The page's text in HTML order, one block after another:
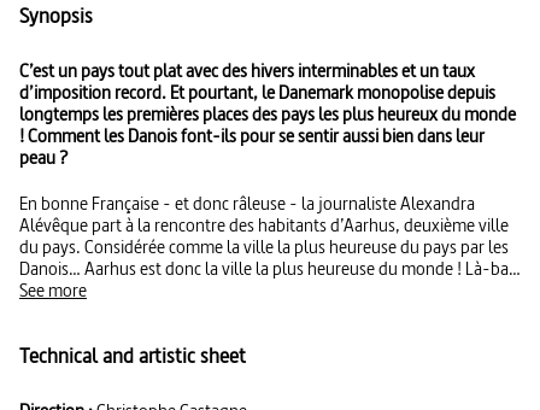
Synopsis
C’est un pays tout plat avec des hivers interminables et un taux
d’imposition record. Et pourtant, le Danemark monopolise depuis
longtemps les premières places des pays les plus heureux du monde
! Comment les Danois font-ils pour se sentir aussi bien dans leur
peau ?
En bonne Française - et donc râleuse - la journaliste Alexandra
Alévêque part à la rencontre des habitants d’Aarhus, deuxième ville
du pays. Considérée comme la ville la plus heureuse du pays par les
Danois… Aarhus est donc la ville la plus heureuse du monde ! Là-bas,
sur la rive est de la presqu’île du Jutland, les Danois vivent une
de la population ? Ou à un taux de criminalité parmi les plus faibles
bébés sur le trottoir sans la moindre crainte ; on y achète ses
See more
Technical and artistic sheet